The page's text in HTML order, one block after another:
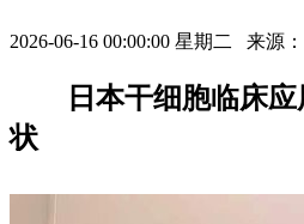
2026-06-16 00:00:00 星期二 来源
日本干细胞临床
状